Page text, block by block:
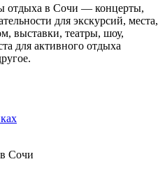
отдыха в Сочи — концерты,
для экскурсий, места,
выставки, театры, шоу,
для активного отдыха
Сочи